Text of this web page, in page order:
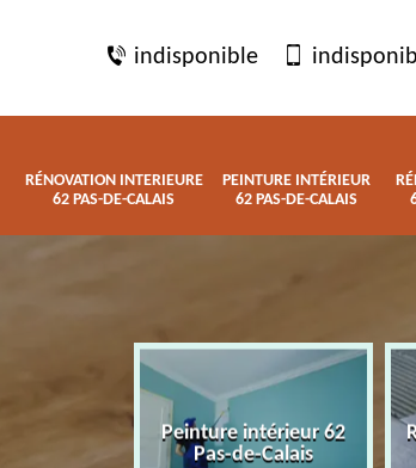
indisponible
RÉNOVATION INTERIEURE
62 PAS-DE-CALAIS
PEINTURE INTÉRIEUR
62 PAS-DE-CALAIS
Peinture intérieur 62
Pas-de-Calais